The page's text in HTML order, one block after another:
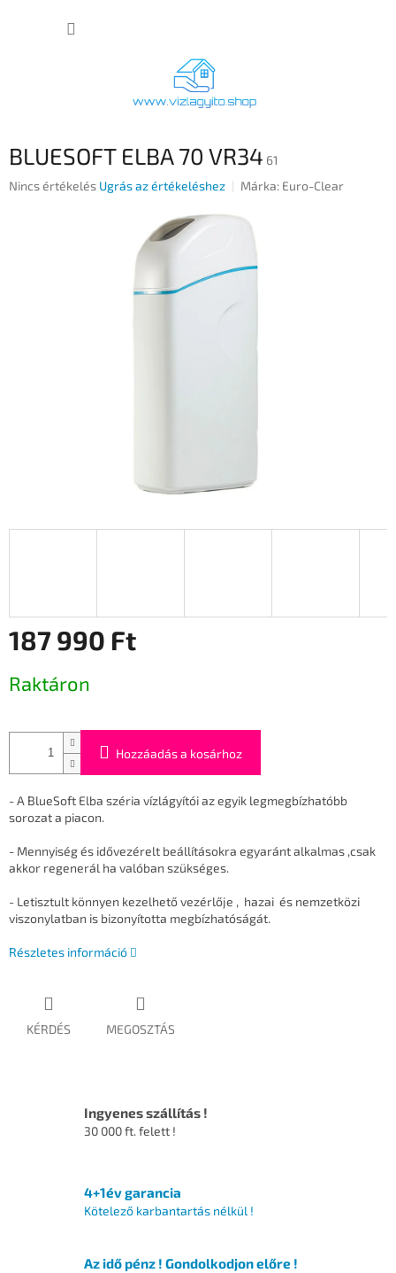
BLUESOFT ELBA 70 VR34 61
A
Nincs értékelés Ugrás az értékeléshez Márka: Euro-Clear
187 990 Ft
Raktáron
Hozzáadás a kosárhoz
- A BlueSoft Elba széria vízlágyítói az egyik legmegbízhatóbb
sorozat a piacon.
- Mennyiség és idővezérelt beállításokra egyaránt alkalmas ,csak
akkor regenerál ha valóban szükséges.
- Letisztult könnyen kezelhető vezérlője , hazai és nemzetközi
viszonylatban is bizonyította megbízhatóságát.
Részletes információ
KÉRDÉS MEGOSZTÁS
Ingyenes szállítás !
30 000 ft. felett !
4+1év garancia
Kötelező karbantartás nélkül !
Az idő pénz ! Gondolkodjon előre !